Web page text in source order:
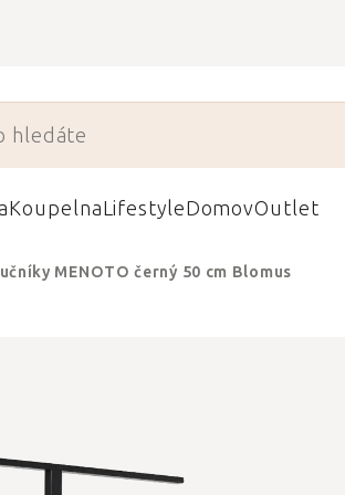
KoupelnaLifestyleDomovOutlet
MENOTO černý 50 cm Blomus